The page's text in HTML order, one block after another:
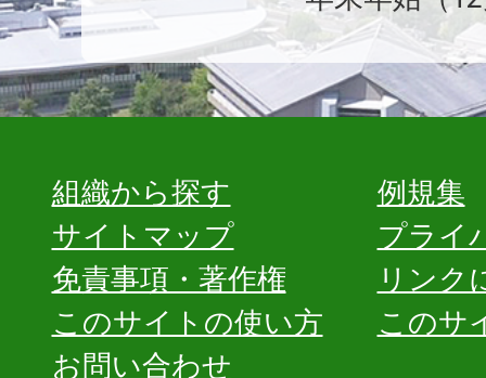
組織から探す
例規集
サイトマップ
プライ
免責事項・著作権
リンク
このサイトの使い方
このサ
お問い合わせ